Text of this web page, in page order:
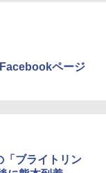
ページ
「ブライトリン